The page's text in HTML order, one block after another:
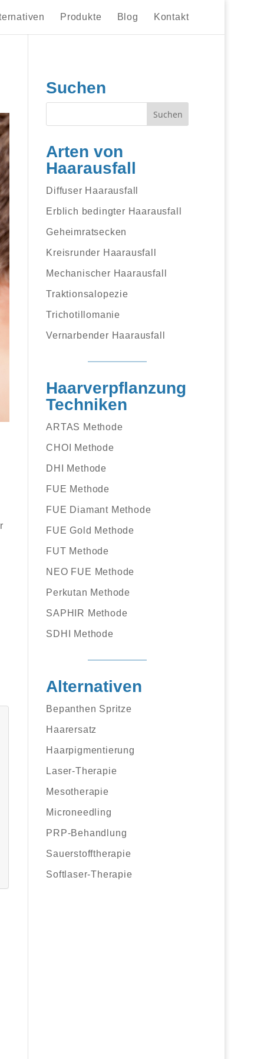
Produkte Blog Kontakt
Suchen
Arten von
Haarausfall
Diffuser Haarausfall
Erblich bedingter Haarausfall
Geheimratsecken
Kreisrunder Haarausfall
Mechanischer Haarausfall
Traktionsalopezie
Trichotillomanie
Vernarbender Haarausfall
Haarverpflanzung
Techniken
ARTAS Methode
CHOI Methode
DHI Methode
FUE Methode
FUE Diamant Methode
FUE Gold Methode
FUT Methode
NEO FUE Methode
Perkutan Methode
SAPHIR Methode
SDHI Methode
Alternativen
Bepanthen Spritze
Haarersatz
Haarpigmentierung
Laser-Therapie
Mesotherapie
Microneedling
PRP-Behandlung
Sauerstofftherapie
Softlaser-Therapie